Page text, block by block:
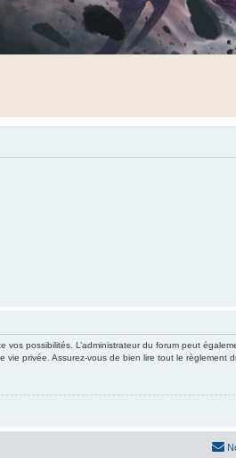
possibilités. L’administrateur du forum peut
vie privée. Assurez-vous de bien lire tout le règlement